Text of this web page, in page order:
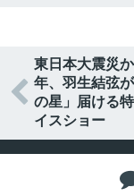

東日本大震災
年、羽生結弦
の星」届ける
イスショー